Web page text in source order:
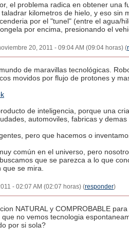
el problema radica en obtener una
kilometros de hielo, y eso sin
por el "tunel" (entre el agua/
por encima, presionando el
20, 2011 - 09:04 AM (09:04 horas) (
de maravillas tecnológicas.
movidos por flujo de protones y
de inteligencia, porque una
automoviles, fabricas y demas
pero que hacemos o
común en el universo, pero
que se parezca a lo que
se mira.
- 02:07 AM (02:07 horas) (responder)
NATURAL y COMPROBABLE
no vemos tecnologia
por si sola?